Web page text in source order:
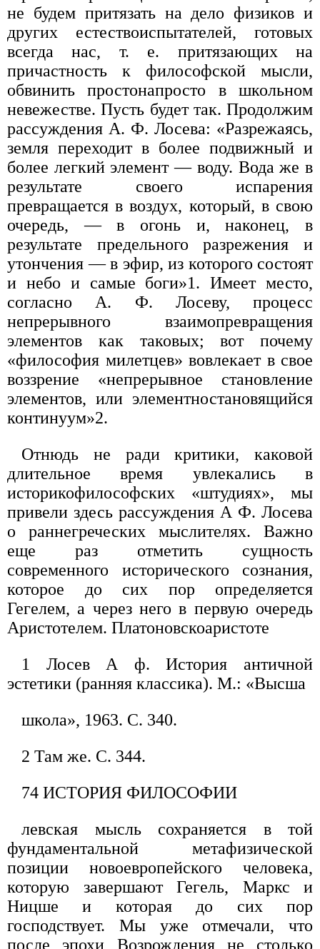
не будем притязать на дело физиков и
других естествоиспытателей, готовых
всегда нас, т. е. притязающих на
причастность к философской мысли,
обвинить простонапросто в школьном
невежестве. Пусть будет так. Продолжим
рассуждения А. Ф. Лосева: «Разрежаясь,
земля переходит в более подвижный и
более легкий элемент — воду. Вода же в
результате своего испарения
превращается в воздух, который, в свою
очередь, — в огонь и, наконец, в
результате предельного разрежения и
утончения — в эфир, из которого состоят
и небо и самые боги»1. Имеет место,
согласно А. Ф. Лосеву, процесс
непрерывного взаимопревращения
элементов как таковых; вот почему
«философия милетцев» вовлекает в свое
воззрение «непрерывное становление
элементов, или элементностановящийся
континуум»2.
Отнюдь не ради критики, каковой
длительное время увлекались в
историкофилософских «штудиях», мы
привели здесь рассуждения А Ф. Лосева
о раннегреческих мыслителях. Важно
еще раз отметить сущность
современного исторического сознания,
которое до сих пор определяется
Гегелем, а через него в первую очередь
Аристотелем. Платоновскоаристоте
1 Лосев А ф. История античной
эстетики (ранняя классика). М.: «Высша
школа», 1963. С. 340.
2 Там же. С. 344.
74 ИСТОРИЯ ФИЛОСОФИИ
левская мысль сохраняется в той
фундаментальной метафизической
позиции новоевропейского человека,
которую завершают Гегель, Маркс и
Ницше и которая до сих пор
господствует. Мы уже отмечали, что
после эпохи Возрождения не столько